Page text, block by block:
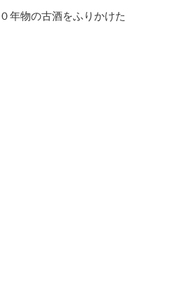
年物の古酒をふりかけた